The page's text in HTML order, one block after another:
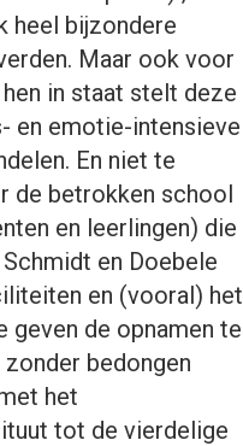
heel bijzondere
Maar ook voor
hen in staat stelt deze
en emotie-intensieve
En niet te
de betrokken school
en leerlingen) die
en Doebele
en (vooral) het
geven de opnamen te
zonder bedongen
het
tot de vierdelige